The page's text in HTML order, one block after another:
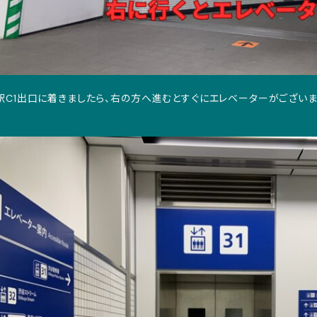
C1出口に着きましたら、右の方へ進むとすぐにエレベーターがございま